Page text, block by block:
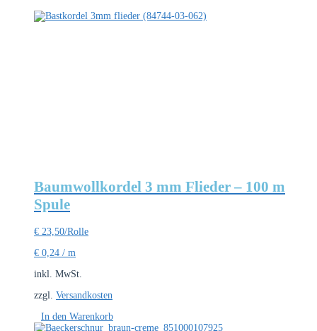
Baumwollkordel 3 mm Flieder – 100 m
Spule
€ 23,50/Rolle
€ 0,24 / m
inkl. MwSt.
zzgl. Versandkosten
In den Warenkorb